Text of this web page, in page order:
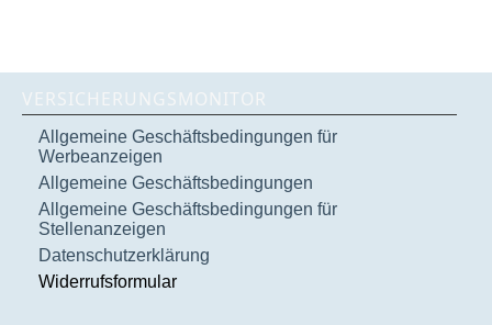
VERSICHERUNGSMONITOR
Allgemeine Geschäftsbedingungen für
Werbeanzeigen
Allgemeine Geschäftsbedingungen
Allgemeine Geschäftsbedingungen für
Stellenanzeigen
Datenschutzerklärung
Widerrufsformular